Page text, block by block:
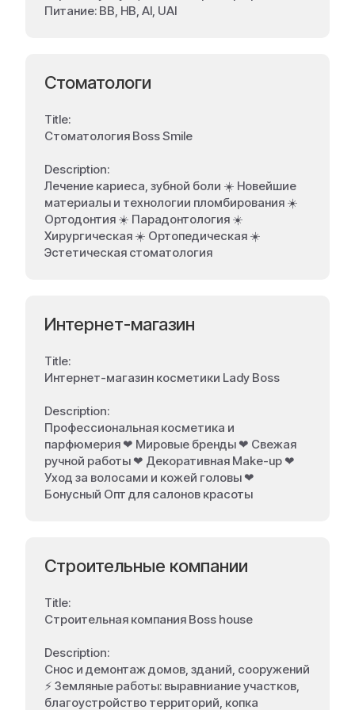
Питание: BB, HB, AI, UAI
Стоматологи
Title:
Стоматология Boss Smile
Description:
Лечение кариеса, зубной боли ☀️ Новейшие
материалы и технологии пломбирования ☀️
Ортодонтия ☀️ Парадонтология ☀️
Хирургическая ☀️ Ортопедическая ☀️
Эстетическая стоматология
Интернет-магазин
Title:
Интернет-магазин косметики Lady Boss
Description:
Профессиональная косметика и
парфюмерия ❤ Мировые бренды ❤ Свежая
ручной работы ❤ Декоративная Make-up ❤
Уход за волосами и кожей головы ❤
Бонусный Опт для салонов красоты
Строительные компании
Title:
Строительная компания Boss house
Description:
Снос и демонтаж домов, зданий, сооружений
⚡ Земляные работы: выравниание участков,
благоустройство территорий, копка